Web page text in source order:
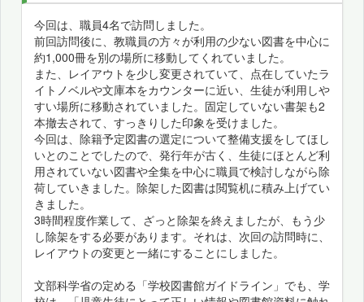
今回は、職員4名で訪問しました。
前回訪問後に、教職員の方々が利用の少ない図書を中心に
約1,000冊を別の場所に移動してくれていました。
また、レイアウトを少し変更されていて、点在していたラ
イトノベルや文庫本をカウンターに近い、生徒が利用しや
すい場所に移動されていました。固定していない書架も2
本撤去されて、すっきりした印象を受けました。
今回は、除籍予定図書の選定について整備支援をしてほし
いとのことでしたので、発行年が古く、生徒にほとんど利
用されていない図書や全集を中心に職員で検討しながら除
荷していきました。除架した図書は閲覧机に積み上げてい
きました。
3時間程度作業して、ざっと除架を終えましたが、もう少
し除架をする必要があります。それは、次回の訪問時に、
レイアウトの変更と一緒にすることにしました。
文部科学省の定める「学校図書館ガイドライン」でも、学